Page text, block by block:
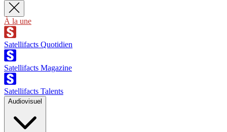
À la une
Satellifacts Quotidien
Satellifacts Magazine
Satellifacts Talents
Audiovisuel